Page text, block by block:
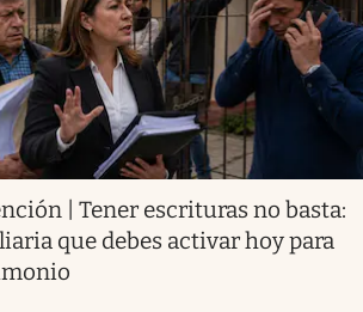
| Tener escrituras no basta:
que debes activar hoy para